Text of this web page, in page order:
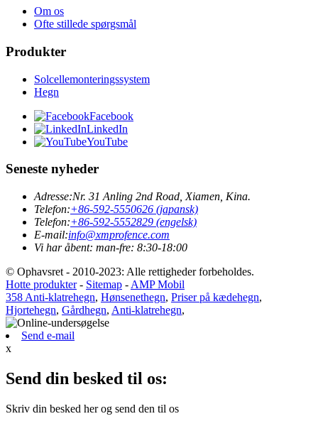
Om os
Ofte stillede spørgsmål
Produkter
Solcellemonteringssystem
Hegn
Facebook
LinkedIn
YouTube
Seneste nyheder
Adresse:Nr. 31 Anling 2nd Road, Xiamen, Kina.
Telefon:+86-592-5550626 (japansk)
Telefon:+86-592-5552829 (engelsk)
E-mail:info@xmprofence.com
Vi har åbent: man-fre: 8:30-18:00
© Ophavsret - 2010-2023: Alle rettigheder forbeholdes.
Hotte produkter- Sitemap - AMP Mobil
358 Anti-klatrehegn, Hønsenethegn, Priser på kædehegn,
Hjortehegn, Gårdhegn, Anti-klatrehegn,
Send e-mail
x
Send din besked til os:
Skriv din besked her og send den til os